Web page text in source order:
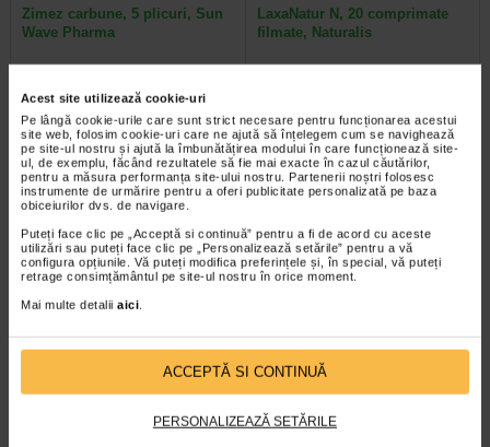
Acest site utilizează cookie-uri
Pe lângă cookie-urile care sunt strict necesare pentru funcționarea acestui
site web, folosim cookie-uri care ne ajută să înțelegem cum se navighează
pe site-ul nostru și ajută la îmbunătățirea modului în care funcționează site-
ul, de exemplu, făcând rezultatele să fie mai exacte în cazul căutărilor,
pentru a măsura performanța site-ului nostru. Partenerii noștri folosesc
instrumente de urmărire pentru a oferi publicitate personalizată pe baza
obiceiurilor dvs. de navigare.
Puteți face clic pe „Acceptă si continuă” pentru a fi de acord cu aceste
utilizări sau puteți face clic pe „Personalizează setările” pentru a vă
configura opțiunile. Vă puteți modifica preferințele și, în special, vă puteți
retrage consimțământul pe site-ul nostru în orice moment.
Mai multe detalii aici.
ACCEPTĂ SI CONTINUĂ
PERSONALIZEAZĂ SETĂRILE
Zimez carbune, 5 plicuri, Sun
Wave Pharma
activ si inulina, destinat reducerii
LaxaNatur N, 20 comprimate
filmate, Naturalis
Plătești 2, primești 3
ProbioSuport Forte, 10
capsule vegetale, Naturalis
ProbioSuport Complex, 15
capsule, Naturalis